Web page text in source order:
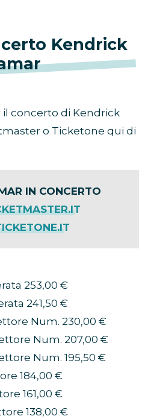
Kendrick
concerto di Kendrick
o Ticketone qui di
IN CONCERTO
253,00 €
241,50 €
Num. 230,00 €
Num. 207,00 €
Num. 195,50 €
184,00 €
161,00 €
138,00 €